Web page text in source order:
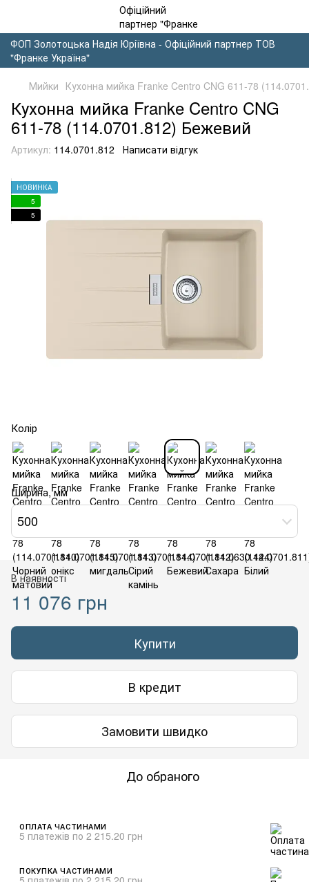
ФОП Золотоцька Надія Юріївна - Офіційний партнер ТОВ
"Франке Україна"
Мийки Кухонна мийка Franke Centro CNG 611-78
Кухонна мийка Franke Centro CNG
611-78 (114.0701.812) Бежевий
Артикул: 114.0701.812 Написати відгук
НОВИНКА
5
5
Колір
Ширина, мм
500
В наявності
11 076 грн
Купити
В кредит
Замовити швидко
До обраного
ОПЛАТА ЧАСТИНАМИ
5 платежів по 2 215.20 грн
ПОКУПКА ЧАСТИНАМИ